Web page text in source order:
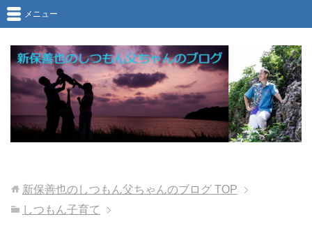
メニュー
新保善也のしつもん父ちゃんのブログ TOP
しつもん子育て